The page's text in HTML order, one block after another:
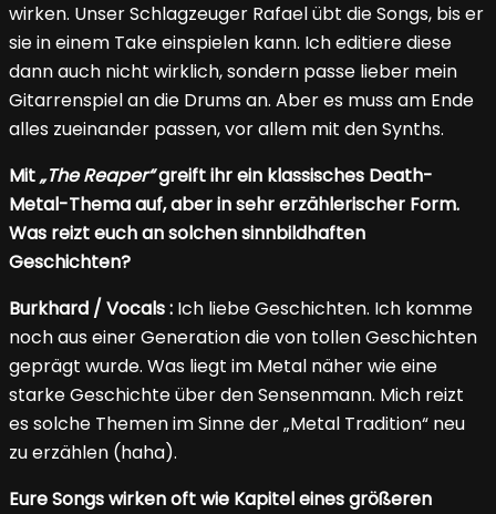
wirken. Unser Schlagzeuger Rafael übt die Songs, bis er
sie in einem Take einspielen kann. Ich editiere diese
dann auch nicht wirklich, sondern passe lieber mein
Gitarrenspiel an die Drums an. Aber es muss am Ende
alles zueinander passen, vor allem mit den Synths.
Mit„The Reaper“greift ihr ein klassisches Death-
Metal-Thema auf, aber in sehr erzählerischer Form.
Was reizt euch an solchen sinnbildhaften
Geschichten?
Burkhard / Vocals : Ich liebe Geschichten. Ich komme
noch aus einer Generation die von tollen Geschichten
geprägt wurde. Was liegt im Metal näher wie eine
starke Geschichte über den Sensenmann. Mich reizt
es solche Themen im Sinne der „Metal Tradition“ neu
zu erzählen (haha).
Eure Songs wirken oft wie Kapitel eines größeren